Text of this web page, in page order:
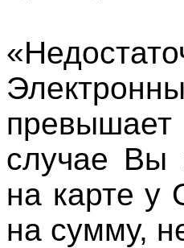
превышает
случае Вы
на карте у
на сумму,